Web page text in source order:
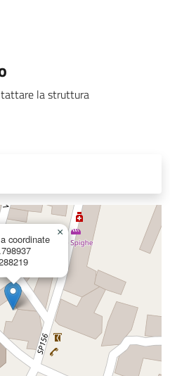
la struttura
coordinate
×